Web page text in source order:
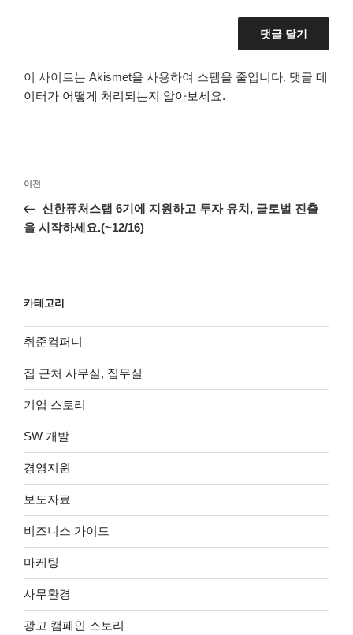
이 사이트는 Akismet을 사용하여 스팸을 줄입니다. 댓글 데
이터가 어떻게 처리되는지 알아보세요.
색
이
전
글
이전
신한퓨처스랩 6기에 지원하고 투자 유치, 글로벌 진출
을 시작하세요.(~12/16)
카테고리
취준컴퍼니
집 근처 사무실, 집무실
기업 스토리
SW 개발
경영지원
보도자료
비즈니스 가이드
마케팅
사무환경
광고 캠페인 스토리